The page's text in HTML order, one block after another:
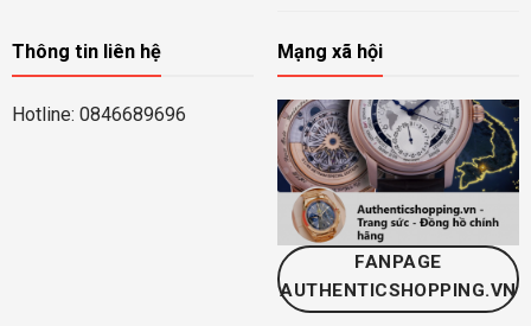
Thông tin liên hệ
Hotline: 0846689696
Mạng xã hội
FANPAGE
AUTHENTICSHOPPING.VN